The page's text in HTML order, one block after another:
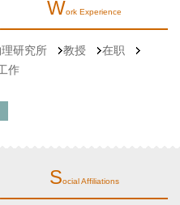
Work Experience
研究所 教授
在职
作
Social Affiliations